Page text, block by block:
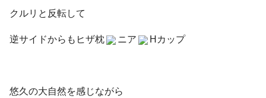
クルリと反転して
逆サイドからもヒザ枕 ニア Hカップ
悠久の大自然を感じながら